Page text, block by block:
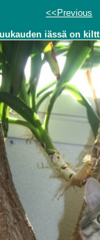
<<Previous
iässä on